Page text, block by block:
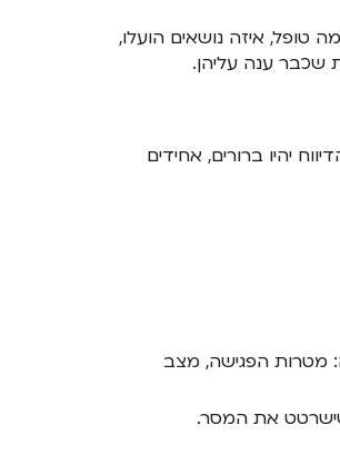
איזה נושאים הועלו,
שכבר ענה עליהן.
יהיו ברורים, אחידים
מטרות הפגישה, מצב
את המסר.